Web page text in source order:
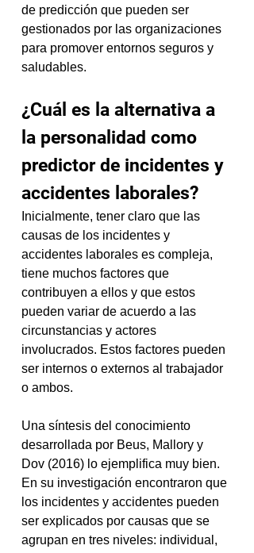
de predicción que pueden ser
gestionados por las organizaciones
para promover entornos seguros y
saludables.
¿Cuál es la alternativa a
la personalidad como
predictor de incidentes y
accidentes laborales?
Inicialmente, tener claro que las
causas de los incidentes y
accidentes laborales es compleja,
tiene muchos factores que
contribuyen a ellos y que estos
pueden variar de acuerdo a las
circunstancias y actores
involucrados. Estos factores pueden
ser internos o externos al trabajador
o ambos.
Una síntesis del conocimiento
desarrollada por Beus, Mallory y
Dov (2016) lo ejemplifica muy bien.
En su investigación encontraron que
los incidentes y accidentes pueden
ser explicados por causas que se
agrupan en tres niveles: individual,